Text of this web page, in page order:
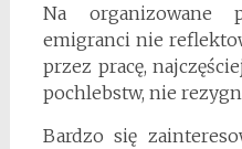
Na organizowane
emigranci nie
przez pracę,
pochlebstw, nie
Bardzo się